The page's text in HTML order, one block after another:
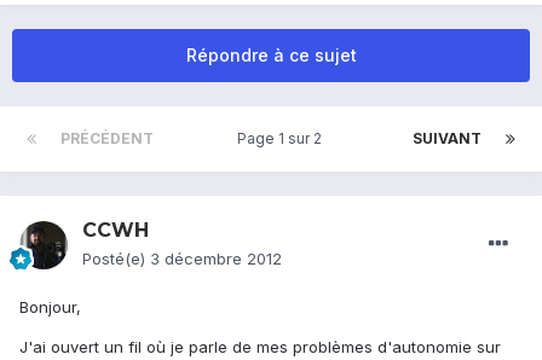
Répondre à ce sujet
PRÉCÉDENT SUIVANT
Page 1 sur 2
CCWH
Posté(e) 3 décembre 2012
Bonjour,
J'ai ouvert un fil où je parle de mes problèmes d'autonomie sur